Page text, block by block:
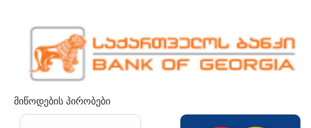
მიწოდების პირობები